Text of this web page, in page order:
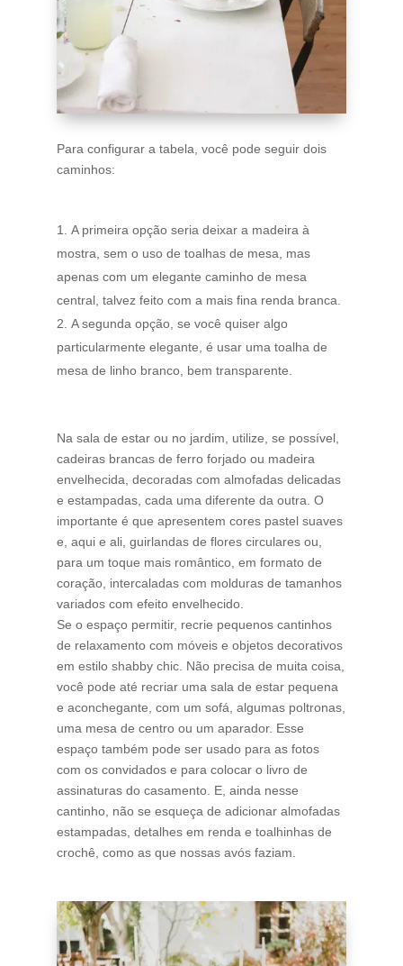
Para configurar a tabela, você pode seguir dois
caminhos:
A primeira opção seria deixar a madeira à
mostra, sem o uso de toalhas de mesa, mas
apenas com um elegante caminho de mesa
central, talvez feito com a mais fina renda branca.
A segunda opção, se você quiser algo
particularmente elegante, é usar uma toalha de
mesa de linho branco, bem transparente.
Na sala de estar ou no jardim, utilize, se possível,
cadeiras brancas de ferro forjado ou madeira
envelhecida, decoradas com almofadas delicadas
e estampadas, cada uma diferente da outra. O
importante é que apresentem cores pastel suaves
e, aqui e ali, guirlandas de flores circulares ou,
para um toque mais romântico, em formato de
coração, intercaladas com molduras de tamanhos
variados com efeito envelhecido.
Se o espaço permitir, recrie pequenos cantinhos
de relaxamento com móveis e objetos decorativos
em estilo shabby chic. Não precisa de muita coisa,
você pode até recriar uma sala de estar pequena
e aconchegante, com um sofá, algumas poltronas,
uma mesa de centro ou um aparador. Esse
espaço também pode ser usado para as fotos
com os convidados e para colocar o livro de
assinaturas do casamento. E, ainda nesse
cantinho, não se esqueça de adicionar almofadas
estampadas, detalhes em renda e toalhinhas de
crochê, como as que nossas avós faziam.